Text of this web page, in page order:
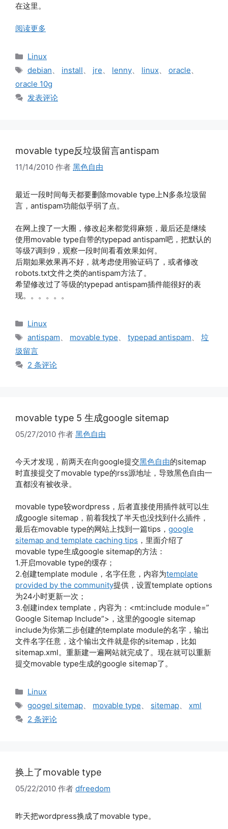
在这里。
阅读更多
分
类
Linux
标
签
debian、 install、 jre、 lenny、 linux、 oracle、
oracle 10g
发表评论
movable type反垃圾留言antispam
11/14/2010 作者 黑色自由
最近一段时间每天都要删除movable type上N多条垃圾留
言，antispam功能似乎弱了点。
在网上搜了一大圈，修改起来都觉得麻烦，最后还是继续
使用movable type自带的typepad antispam吧，把默认的
等级7调到9，观察一段时间看看效果如何。
后期如果效果再不好，就考虑使用验证码了，或者修改
robots.txt文件之类的antispam方法了。
希望修改过了等级的typepad antispam插件能很好的表
现。。。。。。
分
Linux
标
签
antispam、 movable type、 typepad antispam、 垃
圾留言
2 条评论
movable type 5 生成google sitemap
05/27/2010 作者 黑色自由
今天才发现，前两天在向google提交黑色自由的sitemap
时直接提交了movable type的rss源地址，导致黑色自由一
直都没有被收录。
movable type较wordpress，后者直接使用插件就可以生
成google sitemap，前着我找了半天也没找到什么插件，
最后在movable type的网站上找到一篇tips， google
sitemap and template caching tips ，里面介绍了
movable type生成google sitemap的方法：
1.开启movable type的缓存；
2.创建template module，名字任意，内容为template
provided by the community提供，设置template options
为24小时更新一次；
3.创建index template，内容为：<mt:include module=”
Google Sitemap Include”>，这里的google sitemap
include为你第二步创建的template module的名字，输出
文件名字任意，这个输出文件就是你的sitemap，比如
sitemap.xml。重新建一遍网站就完成了。现在就可以重新
提交movable type生成的google sitemap了。
分
Linux
标
签
googel sitemap、 movable type、 sitemap、 xml
2 条评论
换上了movable type
05/22/2010 作者 dfreedom
昨天把wordpress换成了movable type。